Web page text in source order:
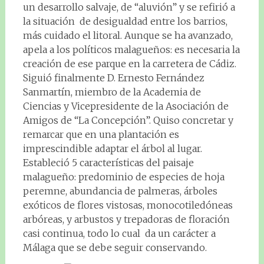
un desarrollo salvaje, de “aluvión” y se refirió a
la situación de desigualdad entre los barrios,
más cuidado el litoral. Aunque se ha avanzado,
apela a los políticos malagueños: es necesaria la
creación de ese parque en la carretera de Cádiz.
Siguió finalmente D. Ernesto Fernández
Sanmartín, miembro de la Academia de
Ciencias y Vicepresidente de la Asociación de
Amigos de “La Concepción”. Quiso concretar y
remarcar que en una plantación es
imprescindible adaptar el árbol al lugar.
Estableció 5 características del paisaje
malagueño: predominio de especies de hoja
peremne, abundancia de palmeras, árboles
exóticos de flores vistosas, monocotiledóneas
arbóreas, y arbustos y trepadoras de floración
casi continua, todo lo cual da un carácter a
Málaga que se debe seguir conservando.